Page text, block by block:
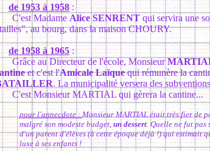
de 1953 à 1958 :
Madame Alice SENRENT qui servira une
au bourg, dans la maison CHOURY.
de 1958 à 1965 :
au Directeur de l'école, Monsieur
et c'est l'Amicale Laïquequi rémunère la
. La municipalité versera des
Monsieur MARTIAL qui gèrera la cantine...
pour l'annecdote :Monsieur MARTIAL était très fier de
malgré son modeste budget, un dessert. Quelle ne fut pas
d'un parent d'élèves (à cette époque déjà !) qui estimait
luxe à ses enfants !